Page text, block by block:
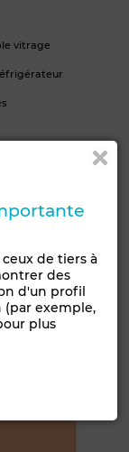
vitrage
de tiers à
des
d'un profil
(par exemple,
plus